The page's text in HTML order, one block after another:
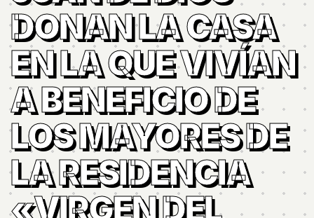
DONAN LA CASA
EN LA QUE VIVÍAN
A BENEFICIO DE
LOS MAYORES DE
LA RESIDENCIA
«VIRGEN DEL